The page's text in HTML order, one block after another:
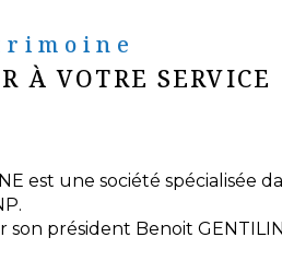
À VOTRE SERVICE
est une société spécialisée
son président Benoit